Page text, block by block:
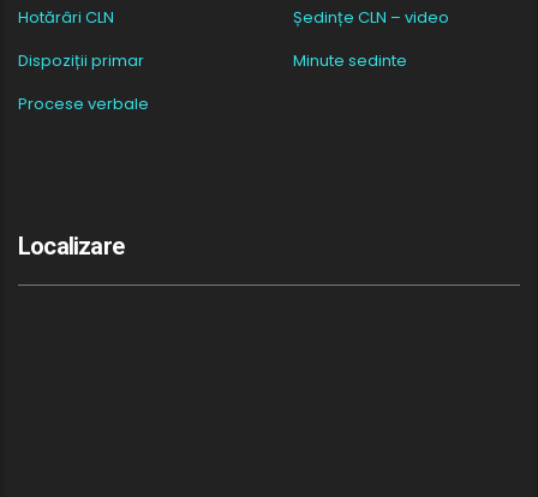
Hotărâri CLN
Ședințe CLN – video
Dispoziții primar
Minute sedinte
Procese verbale
Localizare